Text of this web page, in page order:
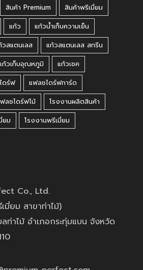
สินค้า Premium
สินค้าพรีเมี่ยม
แก้ว
แก้วน้ำเก็บความเย็น
วสแตนเลส
แก้วสแตนเลส สกรีน
ก้วเก็บอุณหภูมิ
แก้วเชค
ดร์ฟ
แฟลชไดร์ฟการ์ด
ลชไดร์ฟไม้
โรงงานผลิตสินค้า
ยม
โรงงานพรีเมี่ยม
Co., Ltd.
มี่ยม สาขาท่าไม้)
าไม้ อำเภอกระทุ่มแบน จังหวัด